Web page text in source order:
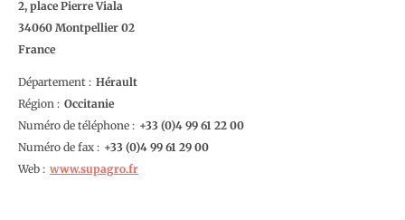
2, place Pierre Viala
34060 Montpellier 02
France
Département
Hérault
Région
Occitanie
Numéro de téléphone
4 99 61 22 00
Numéro de fax
4 99 61 29 00
Web
www.supagro.fr